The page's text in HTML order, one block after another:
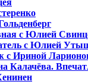
с Юлией
с Юлией
с Ириной
Калачёва.